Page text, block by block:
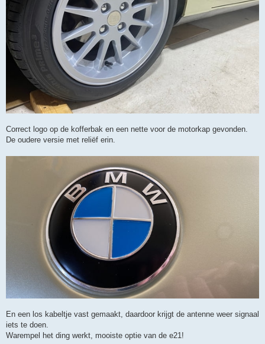
Correct logo op de kofferbak en een nette voor de motorkap gevonden.
De oudere versie met reliëf erin.
En een los kabeltje vast gemaakt, daardoor krijgt de antenne weer signaal
iets te doen.
Warempel het ding werkt, mooiste optie van de e21!